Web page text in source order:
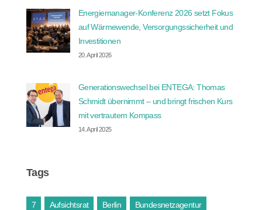
Energiemanager-Konferenz 2026 setzt Fokus
auf Wärmewende, Versorgungssicherheit und
Investitionen
20. April 2026
Generationswechsel bei ENTEGA: Thomas
Schmidt übernimmt – und bringt frischen Kurs
mit vertrautem Kompass
14. April 2025
Tags
7 Aufsichtsrat Berlin
Bundesnetzagentur